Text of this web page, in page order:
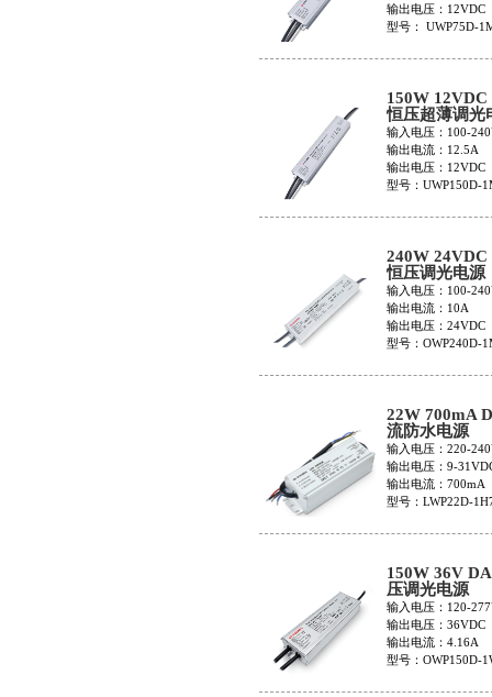
输出电压：12VDC
型号： UWP75D-
150W
恒压超薄调光
UWP150D-
输入电压：100-
输出电流：12.5A
输出电压：12VDC
型号：UWP150D-
240W
恒压调光电源
OWP240D-
输入电压：100-
输出电流：10A
输出电压：24VDC
型号：OWP240D-
22W 700mA
流防水电源
LWP22D-
输入电压：220-
输出电压：9-
输出电流：700mA
型号：LWP22D-
150W 36V
压调光电源
OWP150D-
输入电压：120-
输出电压：36VDC
输出电流：4.16A
型号：OWP150D-